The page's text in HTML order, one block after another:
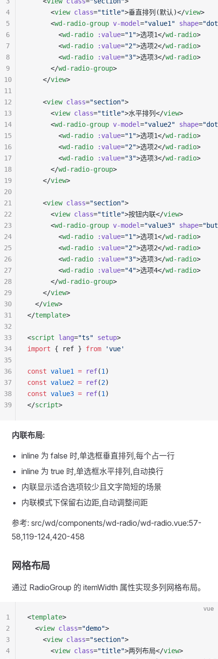
      <
view class="title">垂直排列(默认)</view>
      <
wd-radio-group v-model="value1" shape=
        <
wd-radio :value="1">选项1</wd-radio>
        <
wd-radio :value="2">选项2</wd-radio>
        <
wd-radio :value="3">选项3</wd-radio>
      </
wd-radio-group>
    </
view>
    <
view class="section">
      <
view class="title">水平排列</view>
      <
wd-radio-group v-model="value2" shape=
        <
wd-radio :value="1">选项1</wd-radio>
        <
wd-radio :value="2">选项2</wd-radio>
        <
wd-radio :value="3">选项3</wd-radio>
      </
wd-radio-group>
    </
view>
    <
view class="section">
      <
view class="title">按钮内联</view>
      <
wd-radio-group v-model="value3" shape=
        <
wd-radio :value="1">选项1</wd-radio>
        <
wd-radio :value="2">选项2</wd-radio>
        <
wd-radio :value="3">选项3</wd-radio>
        <
wd-radio :value="4">选项4</wd-radio>
      </
wd-radio-group>
    </
view>
  </
view>
</template>
<script lang="ts" setup>
import { ref } from 'vue'
const value1 = ref(1 )
const value2 = ref(2)
const value3 = ref(1 )
</script>
4
5
6
7
8
9
10
11
12
13
14
15
16
17
18
19
20
21
22
23
24
25
26
27
28
29
30
31
32
33
34
35
36
37
38
39
内联布局:
inline 为 false 时,单选框垂直排列,每个占一行
inline 为 true 时,单选框水平排列,自动换行
内联显示适合选项较少且文字简短的场景
内联模式下保留右边距,自动调整间距
参考: src/wd/components/wd-radio/wd-radio.vue:57-
58,119-124,420-458
网格布局
通过 RadioGroup 的 itemWidth 属性实现多列网格布局。
vue
<template>
  <
view class="demo">
    <
view class="section">
      <
view class="title">两列布局</view>
1
2
3
4